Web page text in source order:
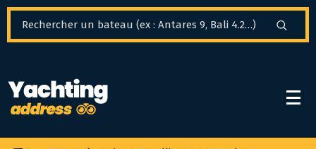
Panneau de gestion des cookies